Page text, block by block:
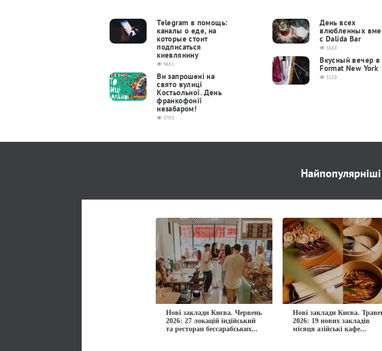
Telegram в помощь:
каналы о еде, на
которые стоит
подписаться
киевлянину
9631
Ви запрошені на
свято вулиці
Костьольної. День
франкофонії
незабаром!
3703
День всех
влюбленных
с Dalida Bar
3588
Вкусный вечер в
Format New York
3138
Найпопулярніші
Нові заклади Києва. Червень
2026: 27 локацій індійський
та ресторан бессарабських...
Нові заклади Києва.
2026: 19 нових закладів
місяця азійські кафе...